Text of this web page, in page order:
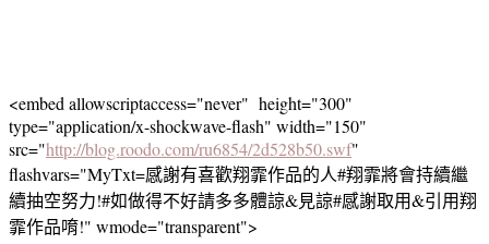
<embed allowscriptaccess="never" height="300"
type="application/x-shockwave-flash" width="150"
src="http://blog.roodo.com/ru6854/2d528b50.swf"
flashvars="MyTxt=感謝有喜歡翔霏作品的人#翔霏將會持續繼
續抽空努力!#如做得不好請多多體諒&見諒#感謝取用&引用翔
霏作品唷!" wmode="transparent">